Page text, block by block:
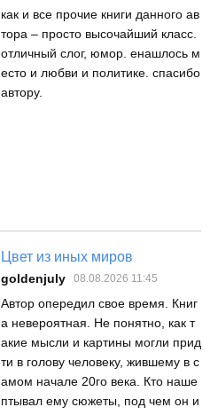
как и все прочие книги данного ав
тора – просто высочайший класс.
отличный слог, юмор. енашлось м
есто и любви и политике. спасибо
автору.
Цвет из иных миров
goldenjuly 08.08.2026 11:45
Автор опередил свое время. Книг
а невероятная. Не понятно, как т
акие мысли и картины могли прид
ти в голову человеку, жившему в с
амом начале 20го века. Кто наше
птывал ему сюжеты, под чем он и